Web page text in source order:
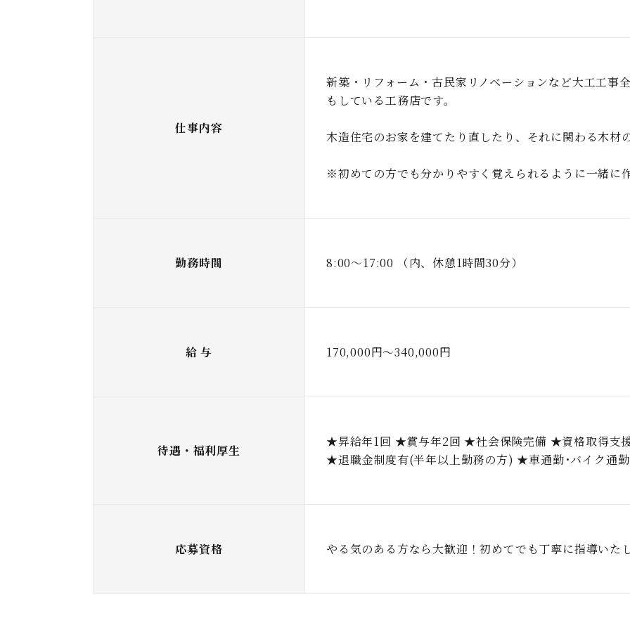
仕事内容
新築・リフォーム・古⺠家リノベーションなど⼤⼯⼯事
もしている⼯務店です。
⽊造住宅のお家を建てたり直したり、それに関わる⽊材
※初めての⽅でも分かりやすく覚えられるように⼀緒に作
勤務時間 8:00〜17:00 （内、休憩1時間30分）
給 与 170,000円〜340,000円
待遇・福利厚⽣
★昇給年1回 ★賞与年2回 ★社会保険完備 ★資格取得⽀
★退職⾦制度有(半年以上勤務の⽅) ★⾞通勤･バイク通勤
応募資格 やる気のある⽅なら⼤歓迎！初めてでも丁寧に指導いたし